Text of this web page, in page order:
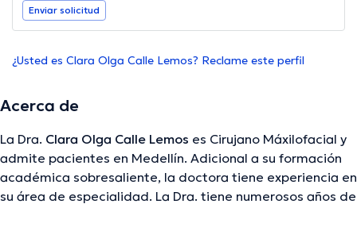
Enviar solicitud
¿Usted es Clara Olga Calle Lemos? Reclame este perfil
Acerca de
La Dra. Clara Olga Calle Lemos es Cirujano Máxilofacial y
admite pacientes en Medellín. Adicional a su formación
académica sobresaliente, la doctora tiene experiencia en
su área de especialidad. La Dra. tiene numerosos años de